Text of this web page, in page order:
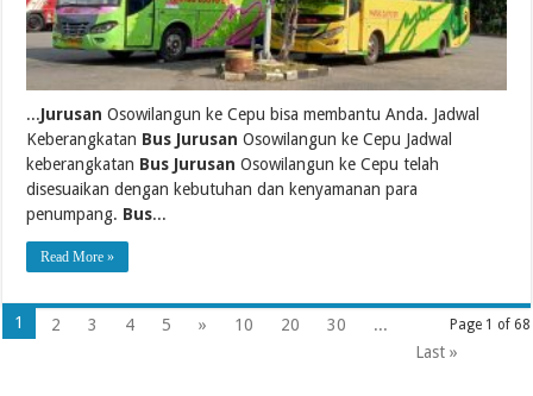
...Jurusan Osowilangun ke Cepu bisa membantu Anda. Jadwal
Keberangkatan Bus Jurusan Osowilangun ke Cepu Jadwal
keberangkatan Bus Jurusan Osowilangun ke Cepu telah
disesuaikan dengan kebutuhan dan kenyamanan para
penumpang. Bus...
Read More »
Page 1 of 68
1 2 3 4 5 » 10 20 30
...
Last »